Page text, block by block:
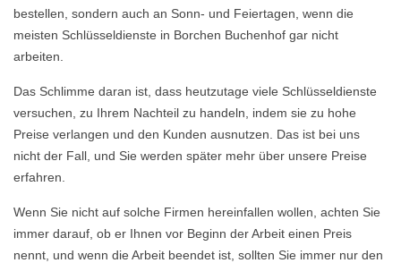
bestellen, sondern auch an Sonn- und Feiertagen, wenn die
meisten Schlüsseldienste in Borchen Buchenhof gar nicht
arbeiten.
Das Schlimme daran ist, dass heutzutage viele Schlüsseldienste
versuchen, zu Ihrem Nachteil zu handeln, indem sie zu hohe
Preise verlangen und den Kunden ausnutzen. Das ist bei uns
nicht der Fall, und Sie werden später mehr über unsere Preise
erfahren.
Wenn Sie nicht auf solche Firmen hereinfallen wollen, achten Sie
immer darauf, ob er Ihnen vor Beginn der Arbeit einen Preis
nennt, und wenn die Arbeit beendet ist, sollten Sie immer nur den